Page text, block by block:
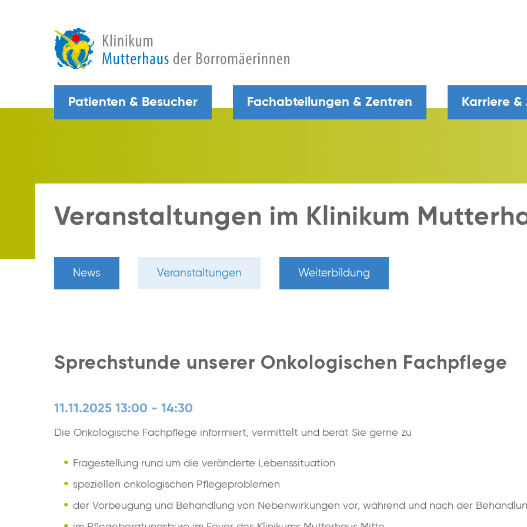
Patienten & Besucher Fachabteilungen & Zentren Karriere
Veranstaltungen im Klinikum
News Veranstaltungen Weiterbildung
Sprechstunde unserer Onkologischen Fachpflege
11.11.2025 13:00 - 14:30
Die Onkologische Fachpflege informiert, vermittelt und berät Sie gerne zu
Fragestellung rund um die veränderte Lebenssituation
speziellen onkologischen Pflegeproblemen
der Vorbeugung und Behandlung von Nebenwirkungen vor, während und nach der